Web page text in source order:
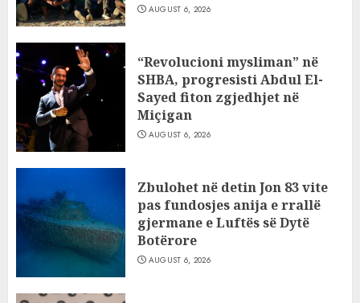
AUGUST 6, 2026
“Revolucioni mysliman” në
SHBA, progresisti Abdul El-
Sayed fiton zgjedhjet në
Miçigan
AUGUST 6, 2026
Zbulohet në detin Jon 83 vite
pas fundosjes anija e rrallë
gjermane e Luftës së Dytë
Botërore
AUGUST 6, 2026